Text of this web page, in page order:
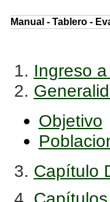
Manual - Tablero -
1. Ingreso
2.
Objetivo
3. Capítulo